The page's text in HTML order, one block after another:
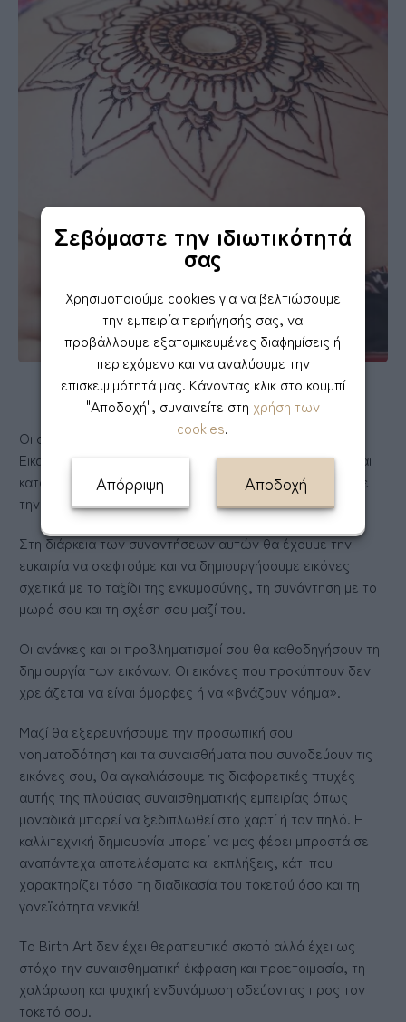
Σεβόμαστε την ιδιωτικότητά
σας
Χρησιμοποιούμε cookies για να βελτιώσουμε
την εμπειρία περιήγησής σας, να
προβάλλουμε εξατομικευμένες διαφημίσεις ή
περιεχόμενο και να αναλύουμε την
επισκεψιμότητά μας. Κάνοντας κλικ στο κουμπί
"Αποδοχή", συναινείτε στη χρήση των
cookies.
Απόρριψη Αποδοχή
Οι συναντήσεις πραγματοποιούνται από καταρτισμένη
Εικαστική Ψυχοθεραπεύτρια σε ένα πλαίσιο αποδοχής και
κατανόησης. Δεν απαιτείται καμία προηγούμενη σχέση με
την τέχνη.
Στη διάρκεια των συναντήσεων αυτών θα έχουμε την
ευκαιρία να σκεφτούμε και να δημιουργήσουμε εικόνες
σχετικά με το ταξίδι της εγκυμοσύνης, τη συνάντηση με το
μωρό σου και τη σχέση σου μαζί του.
Οι ανάγκες και οι προβληματισμοί σου θα καθοδηγήσουν τη
δημιουργία των εικόνων. Οι εικόνες που προκύπτουν δεν
χρειάζεται να είναι όμορφες ή να «βγάζουν νόημα».
Μαζί θα εξερευνήσουμε την προσωπική σου
νοηματοδότηση και τα συναισθήματα που συνοδεύουν τις
εικόνες σου, θα αγκαλιάσουμε τις διαφορετικές πτυχές
αυτής της πλούσιας συναισθηματικής εμπειρίας όπως
μοναδικά μπορεί να ξεδιπλωθεί στο χαρτί ή τον πηλό. Η
καλλιτεχνική δημιουργία μπορεί να μας φέρει μπροστά σε
αναπάντεχα αποτελέσματα και εκπλήξεις, κάτι που
χαρακτηρίζει τόσο τη διαδικασία του τοκετού όσο και τη
γονεϊκότητα γενικά!
Τo Birth Art δεν έχει θεραπευτικό σκοπό αλλά έχει ως
στόχο την συναισθηματική έκφραση και προετοιμασία, τη
χαλάρωση και ψυχική ενδυνάμωση οδεύοντας προς τον
τοκετό σου.